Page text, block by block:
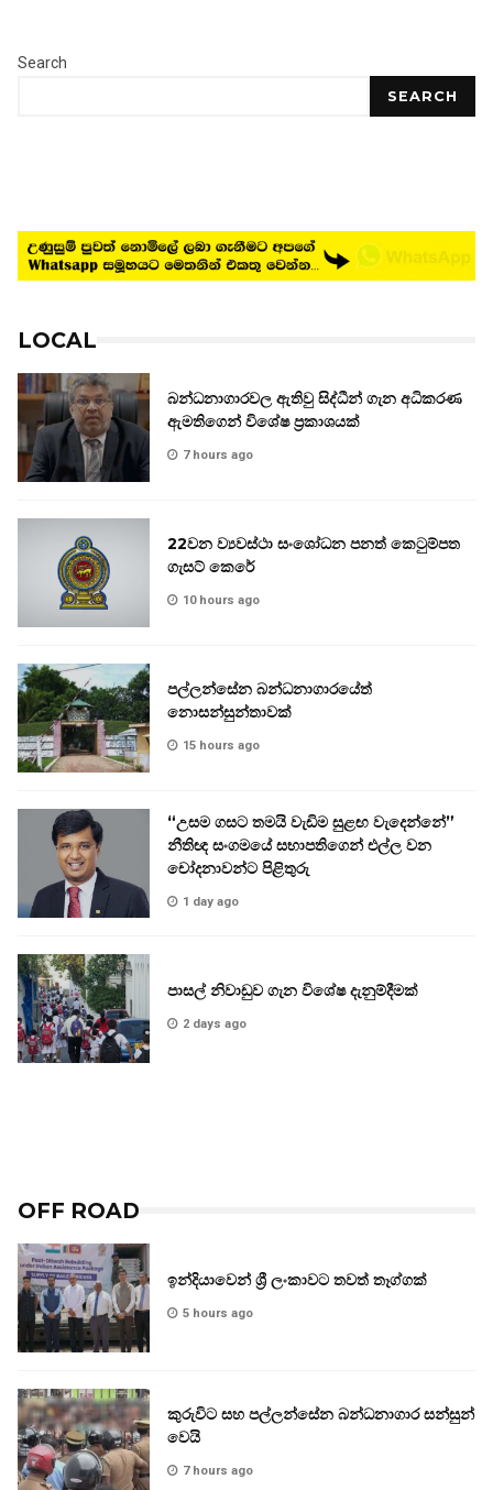
Search
SEARCH
LOCAL
බන්ධනාගාරවල ඇතිවු සිද්ධීන් ගැන අධිකරණ
ඇමතිගෙන් විශේෂ ප්‍රකාශයක්
7 hours ago
22වන ව්‍යවස්ථා සංශෝධන පනත් කෙටුම්පත
ගැසට් කෙරේ
10 hours ago
පල්ලන්සේන බන්ධනාගාරයේත්
නොසන්සුන්තාවක්
15 hours ago
“උසම ගසට තමයි වැඩිම සුළඟ වැදෙන්නේ”
නීතිඥ සංගමයේ සභාපතිගෙන් එල්ල වන
චෝදනාවන්ට පිළිතුරු
1 day ago
පාසල් නිවාඩුව ගැන විශේෂ දැනුම්දීමක්
2 days ago
OFF ROAD
ඉන්දියාවෙන් ශ්‍රී ලංකාවට තවත් තෑග්ගක්
5 hours ago
කුරුවිට සහ පල්ලන්සේන බන්ධනාගාර සන්සුන්
වෙයි
7 hours ago